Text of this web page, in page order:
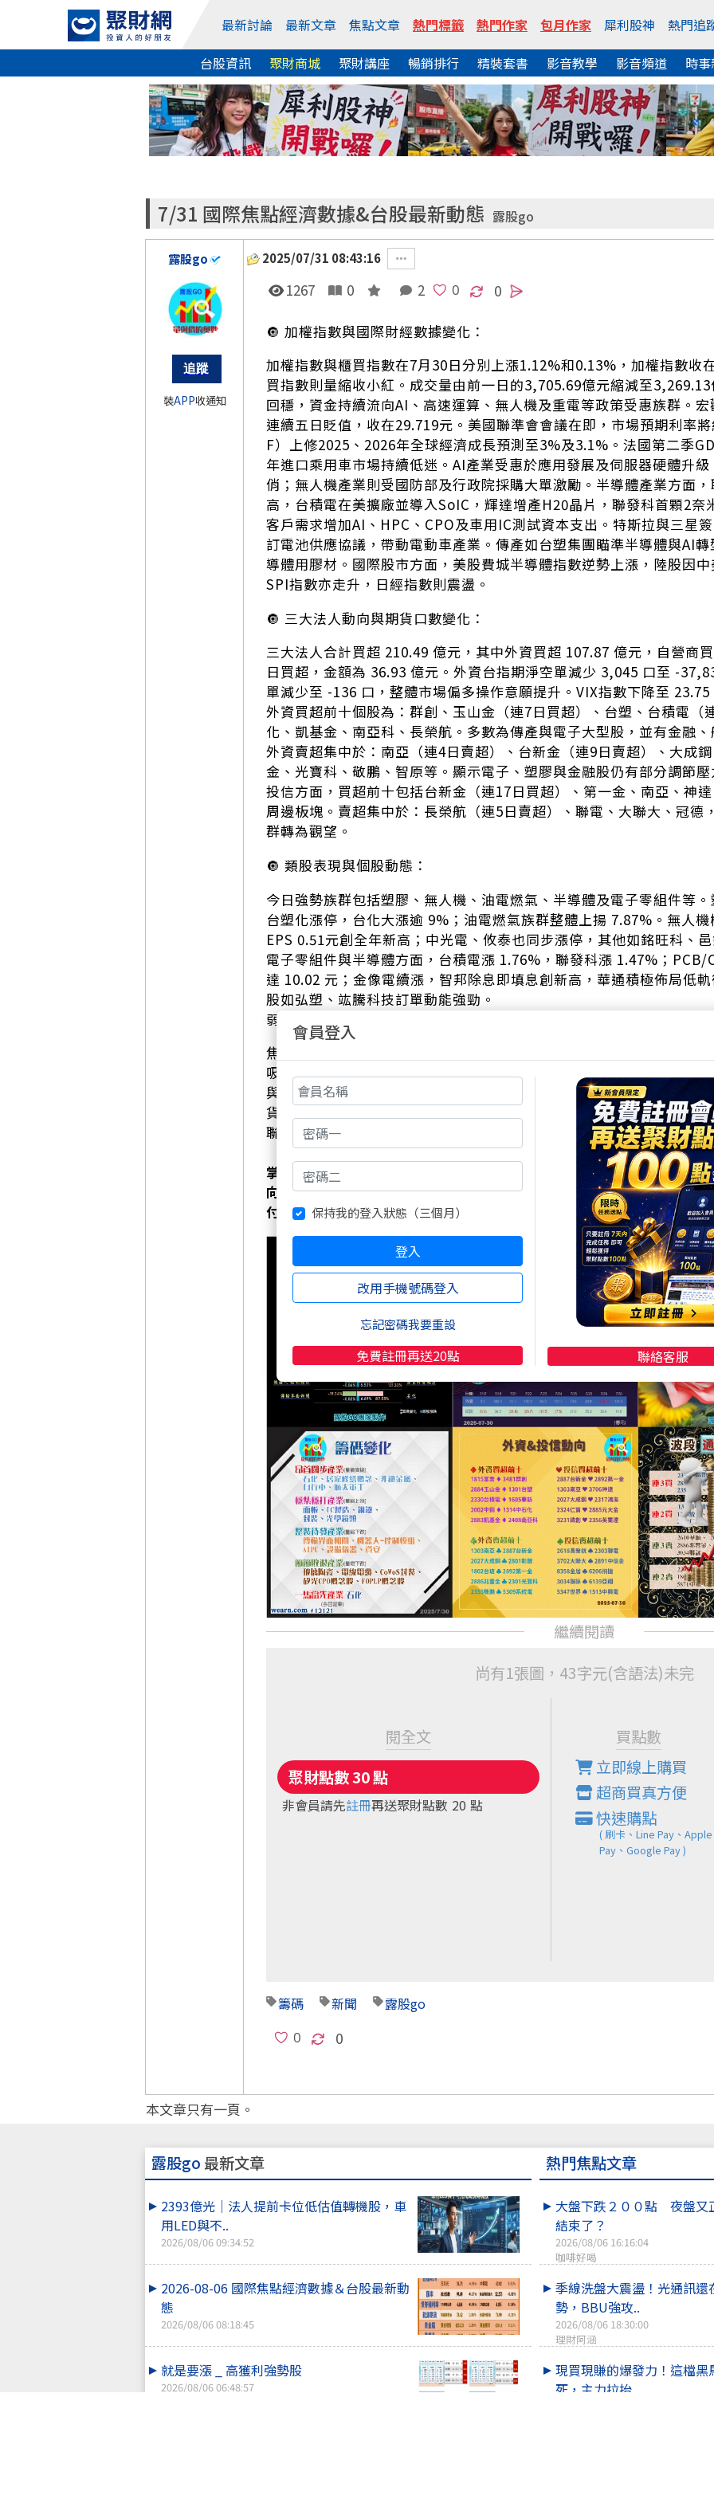
最新討論 最新文章 焦點文章 熱門標籤 熱門作家 包月作家 犀利股神
熱門追
台股資訊
聚財商城 聚財講座 暢銷排行 精裝套書 影音教學 影音頻道 時
7/31 國際焦點經濟數據&台股最新動態 露股go
露股go
裝APP收通知
2025/07/31 08:43:16
1267 0 2 0
🔘 加權指數與國際財經數據變化：
加權指數與櫃買指數在7月30日分別上漲1.12%和0.13%，加權指數收
買指數則量縮收小紅。成交量由前一日的3,705.69億元縮減至
回穩，資金持續流向AI、高速運算、無人機及重電等政策受惠族群。
連續五日貶值，收在29.719元。美國聯準會會議在即，市場預期利率
F）上修2025、2026年全球經濟成長預測至3%及3.1%。法國第二季
年進口乘用車市場持續低迷。AI產業受惠於應用發展及伺服器硬體升
俏；無人機產業則受國防部及行政院採購大單激勵。半導體產業方面
高，台積電在美擴廠並導入SoIC，輝達增產H20晶片，聯發科首顆2
客戶需求增加AI、HPC、CPO及車用IC測試資本支出。特斯拉與三星
訂電池供應協議，帶動電動車產業。傳產如台塑集團瞄準半導體與AI
導體用膠材。國際股市方面，美股費城半導體指數逆勢上漲，陸股因
SPI指數亦走升，日經指數則震盪。
🔘 三大法人動向與期貨口數變化：
三大法人合計買超 210.49 億元，其中外資買超 107.87 億元，自營商
日買超，金額為 36.93 億元。外資台指期淨空單減少 3,045 口至 -
單減少至 -136 口，整體市場偏多操作意願提升。VIX指數下降至
外資買超前十個股為：群創、玉山金（連7日買超）、台塑、台積電（
化、凱基金、南亞科、長榮航。多數為傳產與電子大型股，並有金融
外資賣超集中於：南亞（連4日賣超）、台新金（連9日賣超）、大成
金、光寶科、敬鵬、智原等。顯示電子、塑膠與金融股仍有部分調節
投信方面，買超前十包括台新金（連17日買超）、第一金、南亞、神
周邊板塊。賣超集中於：長榮航（連5日賣超）、聯電、大聯大、冠德
群轉為觀望。
🔘 類股表現與個股動態：
今日強勢族群包括塑膠、無人機、油電燃氣、半導體及電子零組件等
台塑化漲停，台化大漲逾 9%；油電燃氣族群整體上揚 7.87%。無人
EPS 0.51元創全年新高；中光電、攸泰也同步漲停，其他如銘旺科、
電子零組件與半導體方面，台積電漲 1.76%，聯發科漲 1.47%；PCB/
達 10.02 元；金像電續漲，智邦除息即填息創新高，華通積極佈局低
股如弘塑、竑騰科技訂單動能強勁。
弱勢族群中，光電股表現疲軟，玉晶光因營收與獲利不佳下跌，Q3營
焦點個股方面，成交值前五大為台積電、雷虎、富喬、南亞、金居，
吸引市場關注：聯電 Q2 獲利季增 14%，製程結構改善；旺宏連8季
與CPO需求強勁，皆提高資本支出；國巨營收優於預期但毛利略受壓
貨；鴻海與東元策略聯盟，共搶AI資料中心；是方推AI水冷機房解決
聯亞、共信-KY、桓達、定穎投控、南寶等亦有亮眼獲利與產能成長題
掌握盤面題材、短線想賺5%跟著法人走；主力通關密碼抱緊波段
向、主力波段焦點股、外資投信買賣重點
付少少的聚財點 就能一目了然
尚有1張圖，43字元(含語法)未完
閱全文
非會員請先註冊再送聚財點數 20 點
買點數
立即線上購買
超商買真方便
快速購點
( 刷卡、Line Pay、Apple
Pay、Google Pay )
籌碼 新聞 露股go
0
本文章只有一頁。
露股go最新文章
2393億光｜法人提前卡位低估值轉機股，車
用LED與不..
2026/08/06 09:34:52
2026-08-06 國際焦點經濟數據＆台股最新動
態
2026/08/06 08:18:45
就是要漲 _ 高獲利強勢股
2026/08/06 06:48:57
熱門焦點文章
大盤下跌２００點 夜盤
結束了？
2026/08/06 16:16:04
咖啡好喝
季線洗盤大震盪！光通訊還
勢，BBU強攻..
2026/08/06 18:30:00
理財阿涵
現買現賺的爆發力！這檔黑
死，主力拉抬..
會員登入
保持我的登入狀態（三個月）
登入
改用手機號碼登入
忘記密碼我要重設
免費註冊再送20點 聯絡客服